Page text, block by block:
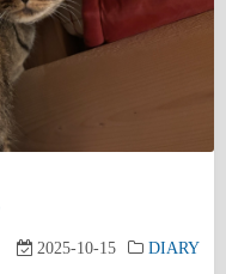
2025-10-15 DIARY